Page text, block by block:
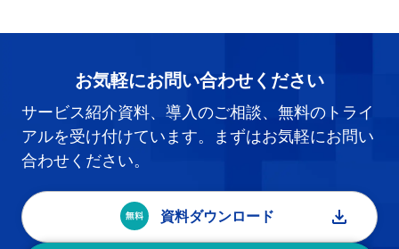
お気軽にお問い合わせください
サービス紹介資料、導入のご相談、無料のトライ
アルを受け付けています。まずはお気軽にお問い
合わせください。
資料ダウンロード